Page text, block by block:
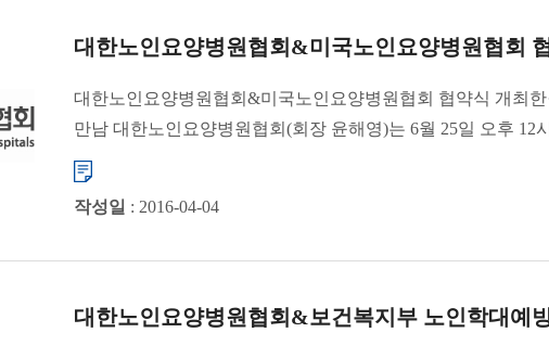
대한노인요양병원협회&미국노인요양병원협회
대한노인요양병원협회&미국노인요양병원협회 협약식 개최
만남 대한노인요양병원협회(회장 윤해영)는 6월 25일 오후 12
호텔에�...
작성일 : 2016-04-04
대한노인요양병원협회&보건복지부 노인학대예